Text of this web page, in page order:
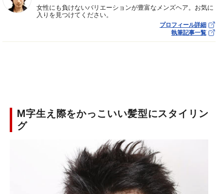
女性にも負けないバリエーションが豊富なメンズヘア。お気に
入りを見つけてください。
プロフィール詳細
執筆記事一覧
M字生え際をかっこいい髪型にスタイリン
グ